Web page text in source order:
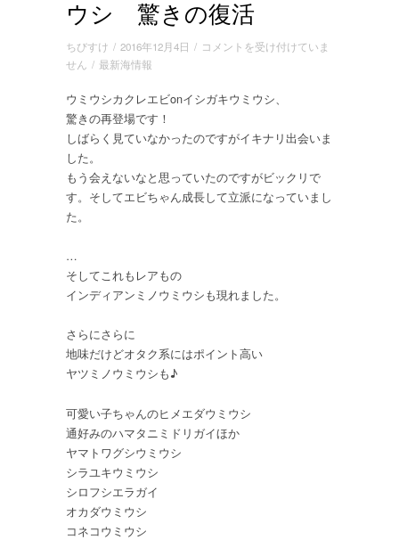
ウシ 驚きの復活
ちびすけ / 2016年12月4日 / 2016.12.4
ウ
カ
レ
エ
ビ
キ
ウ
の
復
コメントを受け付けていま
せん / 最新海情報
ウミウシカクレエビonイシガキウミウシ、
驚きの再登場です！
しばらく見ていなかったのですがイキナリ出会いま
した。
もう会えないなと思っていたのですがビックリで
す。そしてエビちゃん成長して立派になっていまし
た。
…
そしてこれもレアもの
インディアンミノウミウシも現れました。
さらにさらに
地味だけどオタク系にはポイント高い
ヤツミノウミウシも♪
可愛い子ちゃんのヒメエダウミウシ
通好みのハマタニミドリガイほか
ヤマトワグシウミウシ
シラユキウミウシ
シロフシエラガイ
オカダウミウシ
コネコウミウシ